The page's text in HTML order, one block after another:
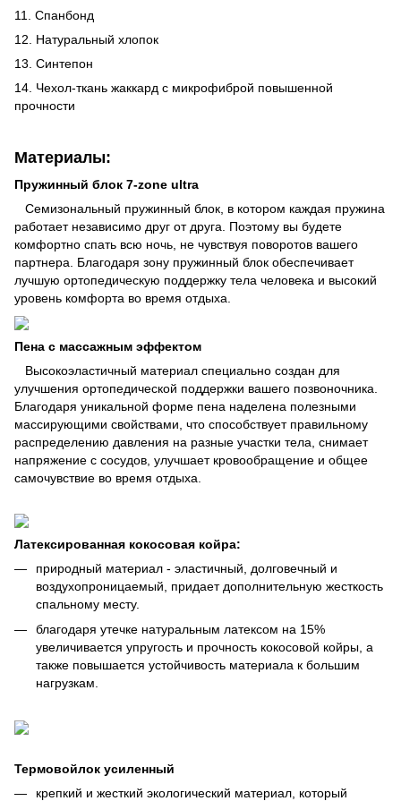
11. Спанбонд
12. Натуральный хлопок
13. Синтепон
14. Чехол-ткань жаккард с микрофиброй повышенной
прочности
Материалы:
Пружинный блок 7-zone ultra
Семизональный пружинный блок, в котором каждая пружина
работает независимо друг от друга. Поэтому вы будете
комфортно спать всю ночь, не чувствуя поворотов вашего
партнера. Благодаря зону пружинный блок обеспечивает
лучшую ортопедическую поддержку тела человека и высокий
уровень комфорта во время отдыха.
Пена с массажным эффектом
Высокоэластичный материал специально создан для
улучшения ортопедической поддержки вашего позвоночника.
Благодаря уникальной форме пена наделена полезными
массирующими свойствами, что способствует правильному
распределению давления на разные участки тела, снимает
напряжение с сосудов, улучшает кровообращение и общее
самочувствие во время отдыха.
Латексированная кокосовая койра:
природный материал - эластичный, долговечный и
воздухопроницаемый, придает дополнительную жесткость
спальному месту.
благодаря утечке натуральным латексом на 15%
увеличивается упругость и прочность кокосовой койры, а
также повышается устойчивость материала к большим
нагрузкам.
Термовойлок усиленный
крепкий и жесткий экологический материал, который